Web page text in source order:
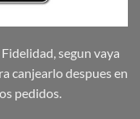
segun vaya
canjearlo despues en
pedidos.